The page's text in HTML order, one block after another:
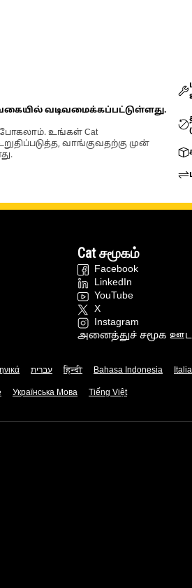
வடிவமைக்கப்பட்டுள்ளது.
உங்கள் Cat
வாங்குவதற்கு முன்
Cat சமூகம்
Facebook
LinkedIn
YouTube
X
Instagram
அனைத்துச் சமூக
עברית हिन्दी Bahasa Indonesia
Українська Мова Tiếng Việt